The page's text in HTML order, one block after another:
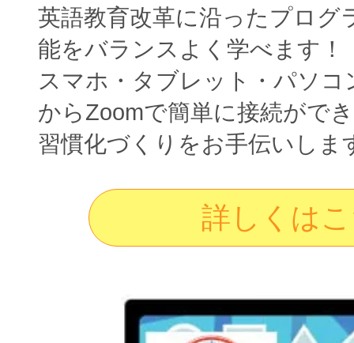
英語教育改革に沿ったプログ
能をバランスよく学べます！
スマホ・タブレット・パソ
からZoomで簡単に接続がで
習慣化づくりをお手伝いしま
詳しくは